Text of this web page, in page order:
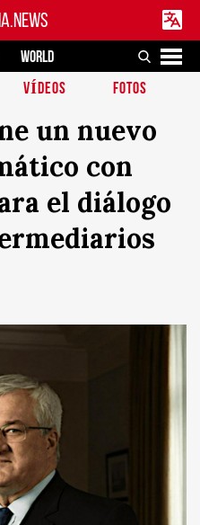
WORLD
VÍDEOS FOTOS
un nuevo
con
el diálogo